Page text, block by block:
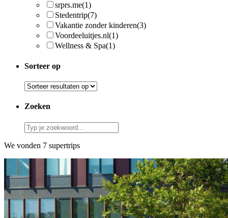
srprs.me(1)
Stedentrip(7)
Vakantie zonder kinderen(3)
Voordeeluitjes.nl(1)
Wellness & Spa(1)
Sorteer op
Zoeken
We vonden 7 supertrips